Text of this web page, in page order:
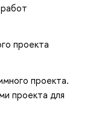
проекта
проекта.
проекта для